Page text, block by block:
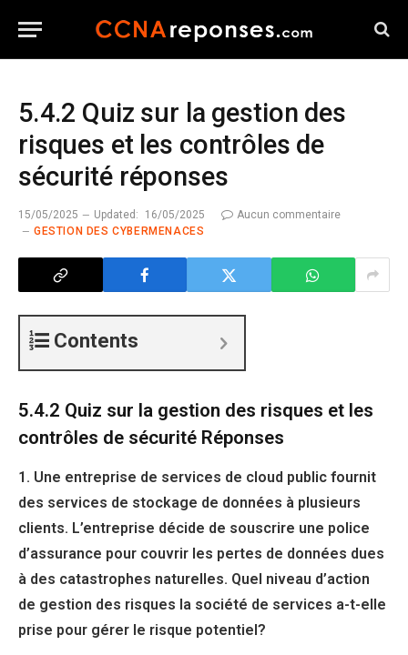
5.4.2 Quiz sur la gestion des
risques et les contrôles de
sécurité réponses
15/05/2025 Updated: 16/05/2025
Aucun commentaire
GESTION DES CYBERMENACES
Contents
5.4.2 Quiz sur la gestion des risques et les
contrôles de sécurité Réponses
1. Une entreprise de services de cloud public fournit
des services de stockage de données à plusieurs
clients. L’entreprise décide de souscrire une police
d’assurance pour couvrir les pertes de données dues
à des catastrophes naturelles. Quel niveau d’action
de gestion des risques la société de services a-t-elle
prise pour gérer le risque potentiel?